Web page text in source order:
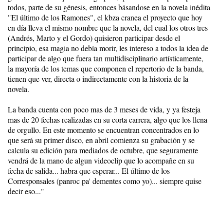
todos, parte de su génesis, entonces básandose en la novela inédita
"El último de los Ramones", el kbza cranea el proyecto que hoy
en día lleva el mismo nombre que la novela, del cual los otros tres
(Andrés, Marto y el Gordo) quisieron participar desde el
principio, esa magia no debía morir, les intereso a todos la idea de
participar de algo que fuera tan multidisciplinario artísticamente,
la mayoría de los temas que componen el repertorio de la banda,
tienen que ver, directa o indirectamente con la historia de la
novela.
La banda cuenta con poco mas de 3 meses de vida, y ya festeja
mas de 20 fechas realizadas en su corta carrera, algo que los llena
de orgullo. En este momento se encuentran concentrados en lo
que será su primer disco, en abril comienza su grabación y se
calcula su edición para mediados de octubre, que seguramente
vendrá de la mano de algun videoclip que lo acompañe en su
fecha de salida... habra que esperar... El último de los
Corresponsales (panroc pa' dementes como yo)... siempre quise
decir eso..."